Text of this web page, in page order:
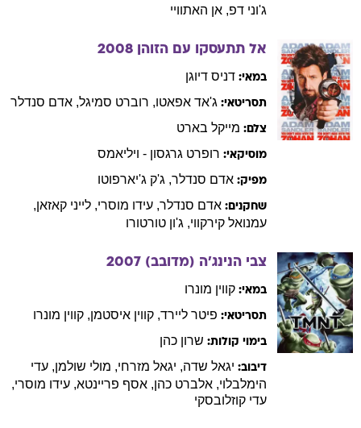
ג'וני דפ, אן האתוויי
אל תתעסקו עם הזוהן 2008
במאי: דניס דיוגן
תסריטאי: ג'אד אפאטו, רוברט סמיגל, אדם סנדלר
צלם: מייקל בארט
מוסיקאי: רופרט גרגסון - ויליאמס
מפיק: אדם סנדלר, ג'ק ג'יארפוטו
שחקנים: אדם סנדלר, עידו מוסרי, לייני קאזאן,
עמנואל קירקווי, ג'ון טורטורו
צבי הנינג'ה (מדובב) 2007
במאי: קווין מונרו
תסריטאי: פיטר ליירד, קווין איסטמן, קווין מונרו
בימוי קולות: שרון כהן
דיבוב: יגאל שדה, יגאל מזרחי, מולי שולמן, עדי
הימלבלוי, אלברט כהן, אסף פריינטא, עידו מוסרי,
עדי קוזלובסקי